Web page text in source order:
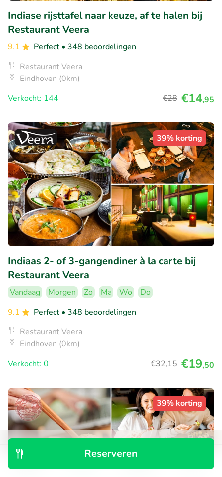
Reserveren
Indiase rijsttafel naar keuze, af te halen bij
Restaurant Veera
9.1 Perfect • 348 beoordelingen
Restaurant Veera
Eindhoven (0km)
Verkocht: 144
€28 €14,95
39% korting
Indiaas 2- of 3-gangendiner à la carte bij
Restaurant Veera
Vandaag Morgen Zo Ma Wo
Do
9.1
Perfect • 348 beoordelingen
Restaurant Veera
Eindhoven (0km)
Verkocht: 0
€32,15 €19,50
39% korting